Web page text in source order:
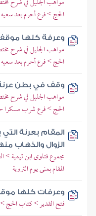
الحج > فرع أحرم بعد
وعرفة كلها موقف
مواهب الجليل في شرح
الحج > فرع أحرم بعد
وقف في بطن
مواهب الجليل في شرح
الحج > فرع شرب مسكرا
المقام بعرنة
الزوال والذهاب
مجموع فتاوى ابن تيمية
المقام بمنى يوم التروية
وعرفات كلها
فتح القدير > كتاب الحج